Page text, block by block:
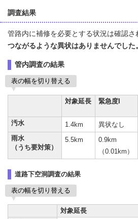
調査結果
管路内に補修を必要とする状況は確認さ
つながるような異状はありませんでした
管内調査の結果
表の幅を切り替える
対象延長 緊急度I
汚水
1.4km 異状なし
雨水
（うち要対策）
5.5km
0.9km
（0.01km）
道路下空洞調査の結果
表の幅を切り替える
対象延長